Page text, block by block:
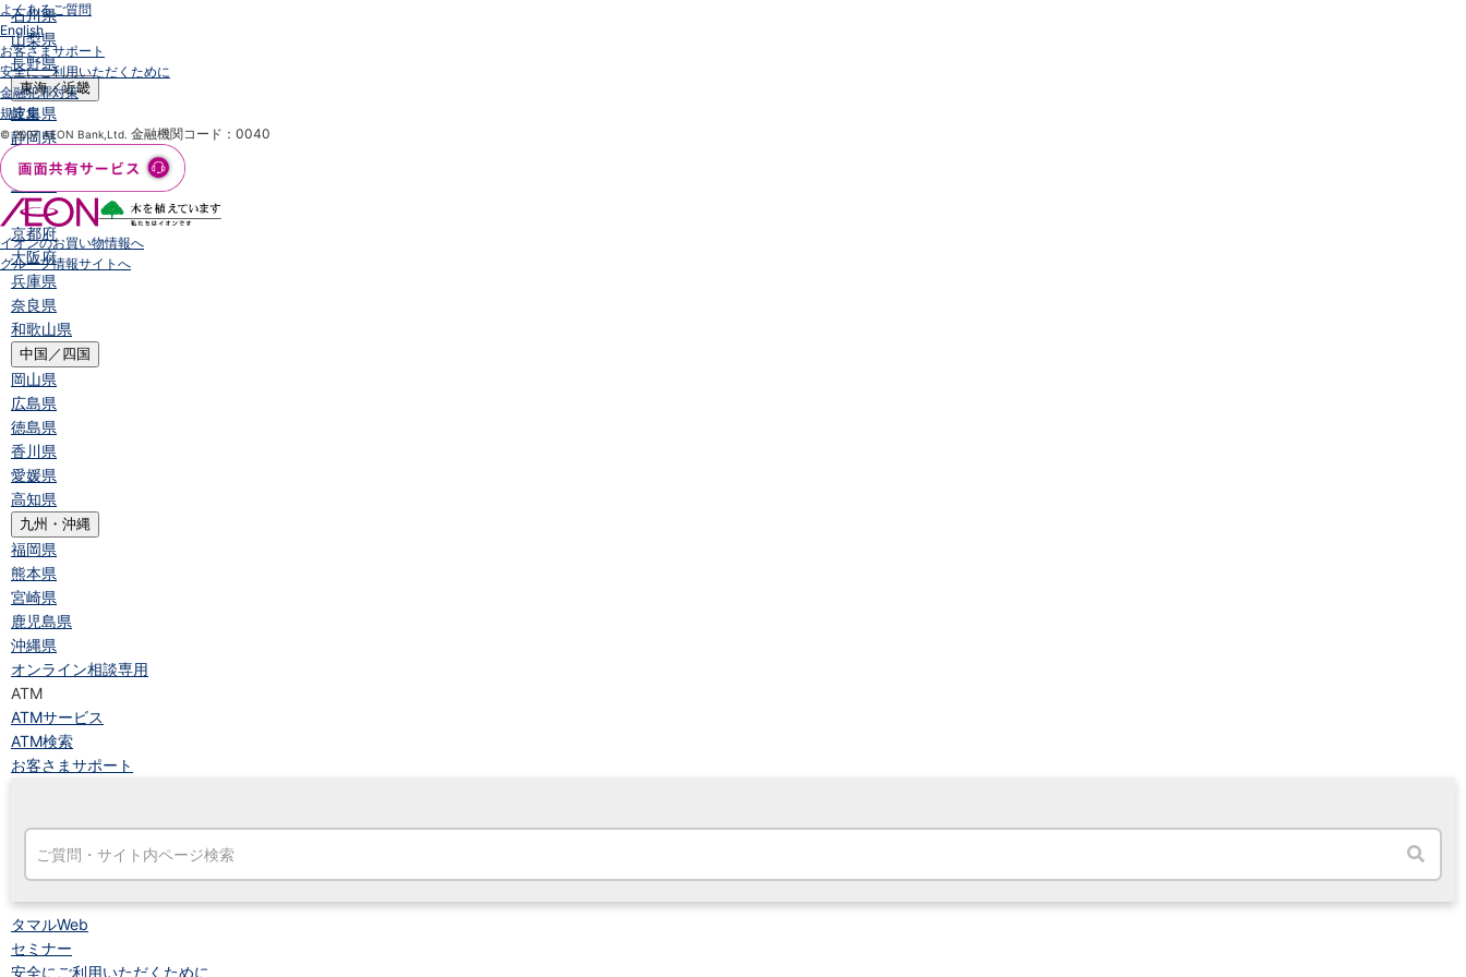
石川県
山梨県
長野県
東海／近畿
岐阜県
静岡県
愛知県
三重県
滋賀県
京都府
大阪府
兵庫県
奈良県
和歌山県
中国／四国
岡山県
広島県
徳島県
香川県
愛媛県
高知県
九州・沖縄
福岡県
熊本県
宮崎県
鹿児島県
沖縄県
オンライン相談専用
ATM
ATMサービス
ATM検索
お客さまサポート
タマルWeb
セミナー
安全にご利用いただくために
よくあるご質問
English
お客さまサポート
安全にご利用いただくために
金融犯罪対策
規定集
© 2007 AEON Bank,Ltd. 金融機関コード：0040
イオンのお買い物情報へ
グループ情報サイトへ